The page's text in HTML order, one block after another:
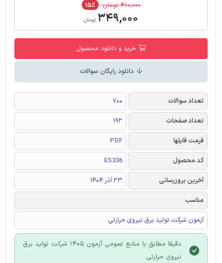
۴۱۰,۰۰۰ تومان ۱۵٪
۳۴۹,۰۰۰ تومان
خرید و دانلود محصول
دانلود رایگان سوالات
تعداد سوالات
700
تعداد صفحات
192
فرمت فایلها
PDF
کد محصول
ES336
آخرین بروزرسانی
23 آذر 1404
مناسب
آزمون شرکت تولید برق نیروی حرارتی
دقیقا مطابق با منابع عمومی آزمون 1405 شرکت تولید برق
نیروی حرارتی